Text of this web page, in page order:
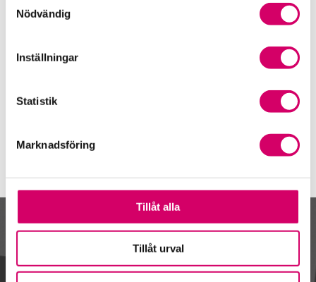
Nödvändig
Inställningar
Statistik
Marknadsföring
Tillåt alla
Tillåt urval
Öppet brev till Myndigheten för yrkeshögskolan
Framtidsutsikter i lönebranschen
Kalendarium